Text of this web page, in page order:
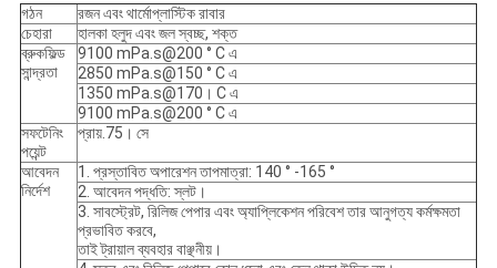
গঠন
রজন এবং থার্মোপ্লাস্টিক রাবার
চেহারা
হালকা হলুদ এবং জল স্বচ্ছ, শক্ত
ব্রুকফিল্ড
সান্দ্রতা
9100 mPa.s@200 ° C এ
2850 mPa.s@150 ° C এ
1350 mPa.s@170। C এ
9100 mPa.s@200 ° C এ
সফটেনিং
পয়েন্ট
প্রায়.75। সে
আবেদন
নির্দেশ
1. প্রস্তাবিত অপারেশন তাপমাত্রা: 140 ° -165 °
2. আবেদন পদ্ধতি: স্লট।
3. সাবস্ট্রেট, রিলিজ পেপার এবং অ্যাপ্লিকেশন পরিবেশ তার আনুগত্য কর্মক্ষমতা
প্রভাবিত করবে,
তাই ট্রায়াল ব্যবহার বাঞ্ছনীয়।